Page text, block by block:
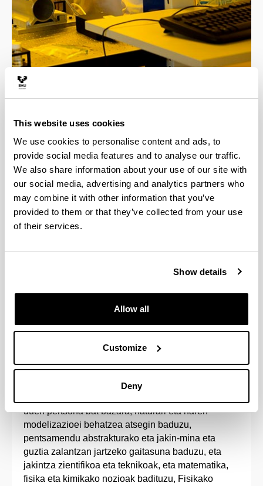
This website uses cookies
We use cookies to personalise content and ads, to
provide social media features and to analyse our traffic.
We also share information about your use of our site with
our social media, advertising and analytics partners who
may combine it with other information that you’ve
provided to them or that they’ve collected from your use
of their services.
Show details
Allow all
Customize
Deny
Profesorado altamente cualificado, todos los
docentes cuentan con el título de doctor.
El grado involucra a 4 departamentos de
reconocido prestigio internacional en
investigación, esto facilita la realización de
estudios de postgrado con el apoyo de grupos de
investigación de alto nivel.
Estudiando un 5º curso adicional podrás
Sarrera-profila
duen pertsona bat bazara, naturari eta haren
modelizazioei behatzea atsegin baduzu,
pentsamendu abstrakturako eta jakin-mina eta
guztia zalantzan jartzeko gaitasuna baduzu, eta
jakintza zientifikoa eta teknikoak, eta matematika,
fisika eta kimikako nozioak badituzu, Fisikako